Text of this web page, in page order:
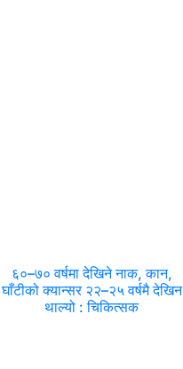
६०–७० वर्षमा देखिने नाक, कान,
घाँटीको क्यान्सर २२–२५ वर्षमै देखिन
थाल्यो : चिकित्सक